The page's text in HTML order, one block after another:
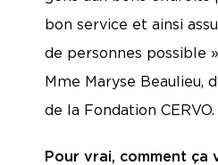
bon service et ainsi
de personnes possible
Mme Maryse Beaulieu,
de la Fondation CERVO.
Pour vrai,